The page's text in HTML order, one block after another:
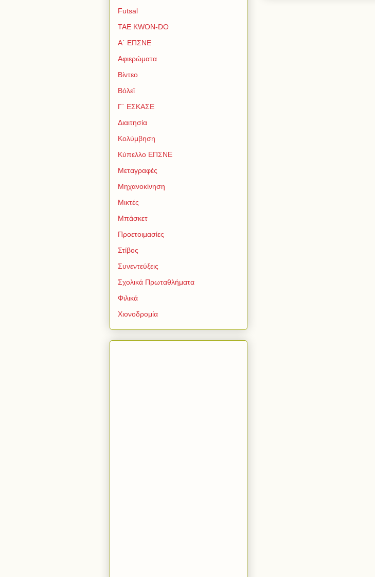
Futsal
TAE KWON-DO
Α΄ ΕΠΣΝΕ
Αφιερώματα
Βίντεο
Βόλεϊ
Γ΄ ΕΣΚΑΣΕ
Διαιτησία
Κολύμβηση
Κύπελλο ΕΠΣΝΕ
Μεταγραφές
Μηχανοκίνηση
Μικτές
Μπάσκετ
Προετοιμασίες
Στίβος
Συνεντεύξεις
Σχολικά Πρωταθλήματα
Φιλικά
Χιονοδρομία